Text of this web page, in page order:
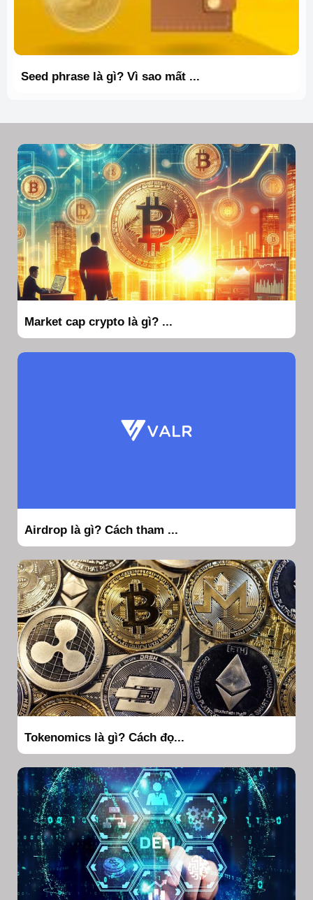
Seed phrase là gì? Vì sao mất ...
Market cap crypto là gì? ...
Airdrop là gì? Cách tham ...
Tokenomics là gì? Cách đọ...